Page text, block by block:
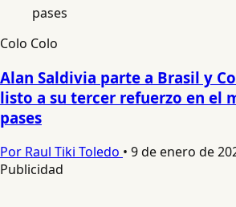
Colo Colo
Alan Saldivia parte a Brasil y
listo a su tercer refuerzo en el
pases
Por Raul Tiki Toledo • 9 de enero de
Publicidad